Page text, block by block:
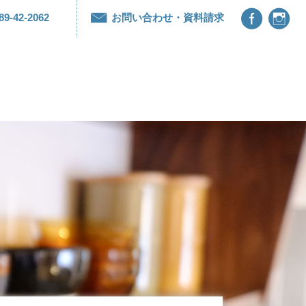
42-2062 お問い合わせ・資料請求  